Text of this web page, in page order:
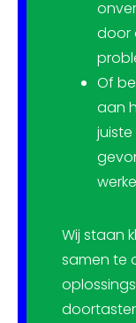
door
Of
aan
Wij staan
samen te